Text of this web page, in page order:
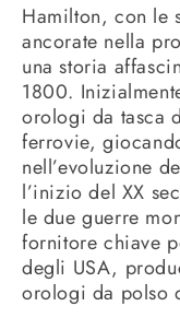
Hamilton, con le
ancorate nella
una storia
1800.
orologi da tasca
ferrovie,
nell’evoluzione
l’inizio del XX
le due guerre
fornitore chiave
degli USA,
orologi da polso